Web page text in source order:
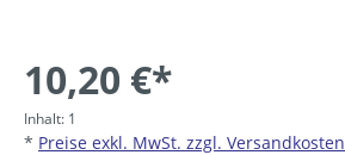
10,20 €*
Inhalt: 1
* Preise exkl. MwSt. zzgl. Versandkosten